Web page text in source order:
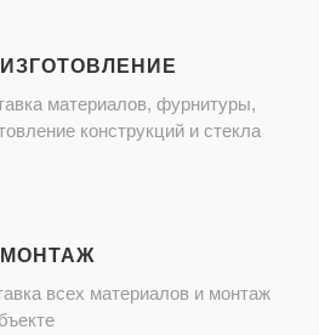
ИЗГОТОВЛЕНИЕ
материалов, фурнитуры,
конструкций и стекла
МОНТАЖ
всех материалов и монтаж